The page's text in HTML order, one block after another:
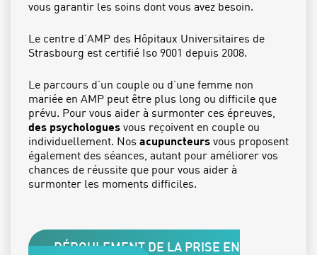
vous garantir les soins dont vous avez besoin.
Le centre d’AMP des Hôpitaux Universitaires de
Strasbourg est certifié Iso 9001 depuis 2008.
Le parcours d’un couple ou d’une femme non
mariée en AMP peut être plus long ou difficile que
prévu. Pour vous aider à surmonter ces épreuves,
des psychologues vous reçoivent en couple ou
individuellement. Nos acupuncteurs vous proposent
également des séances, autant pour améliorer vos
chances de réussite que pour vous aider à
surmonter les moments difficiles.
DÉROULEMENT DE LA PRISE EN